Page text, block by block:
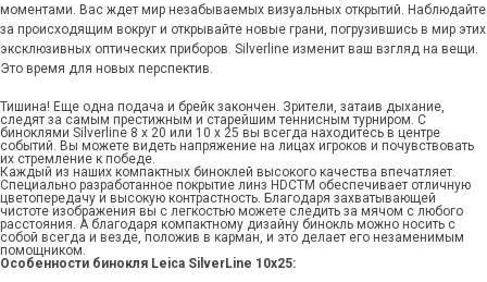
моментами. Вас ждет мир незабываемых визуальных открытий. Наблюдайте
за происходящим вокруг и открывайте новые грани, погрузившись в мир этих
эксклюзивных оптических приборов. Silverline изменит ваш взгляд на вещи.
Это время для новых перспектив.
Тишина! Еще одна подача и брейк закончен. Зрители, затаив дыхание,
следят за самым престижным и старейшим теннисным турниром. С
биноклями Silverline 8 x 20 или 10 x 25 вы всегда находитесь в центре
событий. Вы можете видеть напряжение на лицах игроков и почувствовать
их стремление к победе.
Каждый из наших компактных биноклей высокого качества впечатляет.
Специально разработанное покрытие линз HDCTM обеспечивает отличную
цветопередачу и высокую контрастность. Благодаря захватывающей
чистоте изображения вы с легкостью можете следить за мячом с любого
расстояния. А благодаря компактному дизайну бинокль можно носить с
собой всегда и везде, положив в карман, и это делает его незаменимым
помощником.
Особенности бинокля Leica SilverLine 10x25: